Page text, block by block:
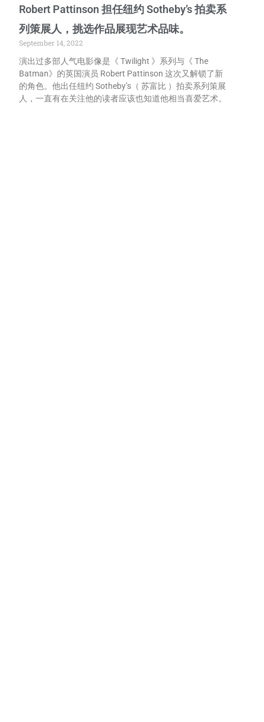
Robert Pattinson 担任纽约 Sotheby’s 拍卖系
列策展人，挑选作品展现艺术品味。
September 14, 2022
演出过多部人气电影像是《 Twilight 》系列与《 The
Batman》的英国演员 Robert Pattinson 这次又解锁了新
的角色。他出任纽约 Sotheby’s（ 苏富比 ）拍卖系列策展
人，一直有在关注他的读者应该也知道他相当喜爱艺术。